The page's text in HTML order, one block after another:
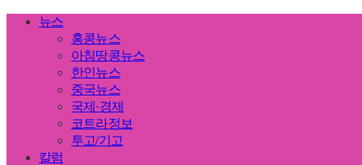
뉴스
홍콩뉴스
아침땅콩뉴스
한인뉴스
중국뉴스
국제·경제
코트라정보
투고/기고
칼럼